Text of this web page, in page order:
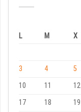
L M X
3
4 5
10
11 12
17
18 19